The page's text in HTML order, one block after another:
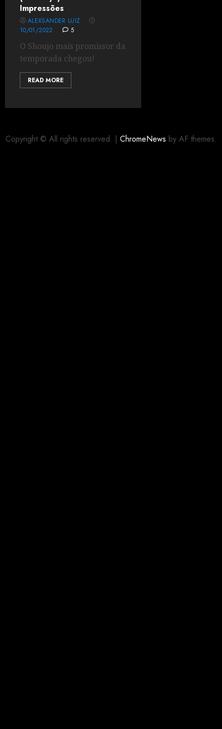
Impressões
ALEXSANDER LUIZ
10/01/2022
5
O Shoujo mais promissor da
temporada chegou!
READ MORE
Copyright © All rights reserved. | ChromeNews by AF themes.